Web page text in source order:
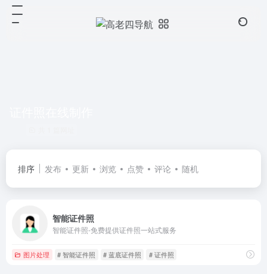
排序 发布 更新 浏览 点赞 评论 随机
智能证件照
智能证件照-免费提供证件照一站式服务
图片处理 # 智能证件照 # 蓝底证件照 # 证件照